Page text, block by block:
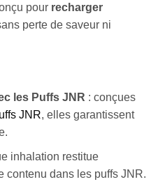
pour recharger
perte de saveur ni
les Puffs JNR : conçues
JNR, elles garantissent
inhalation restitue
contenu dans les puffs JNR.